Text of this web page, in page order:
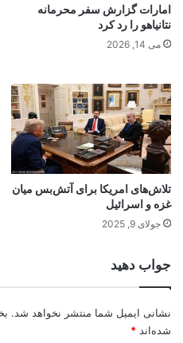
امارات گزارش سفر محرمانه
نتانیاهو را رد کرد
می 14, 2026
تلاش‌های امریکا برای آتش‌بس میان
غزه و اسرائیل
جولای 9, 2025
جواب دهید
نشانی ایمیل شما منتشر نخواهد شد.
شده‌اند *